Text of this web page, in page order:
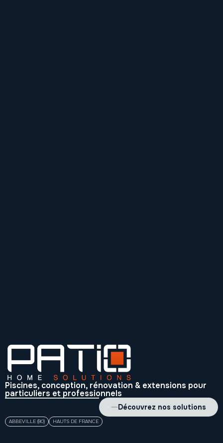
Piscines, conception, rénovation & extensions pour
particuliers et professionnels
Découvrez nos solutions
ABBEVILLE (80) HAUTS DE FRANCE